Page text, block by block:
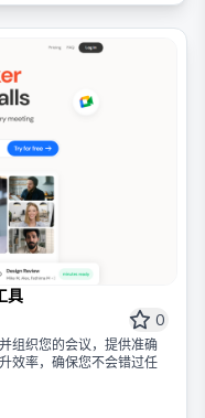
具
0
组织您的会议，提供准确
效率，确保您不会错过任